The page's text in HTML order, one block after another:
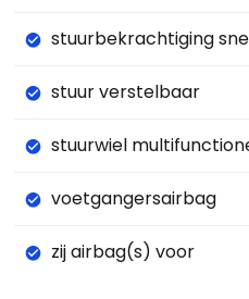
stuurbekrachtiging
stuur verstelbaar
stuurwiel
voetgangersairbag
zij airbag(s) voor